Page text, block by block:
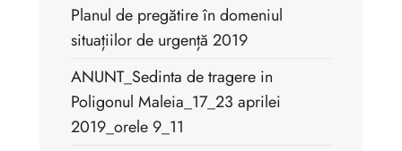
Planul de pregătire în domeniul
situațiilor de urgență 2019
ANUNT_Sedinta de tragere in
Poligonul Maleia_17_23 aprilei
2019_orele 9_11